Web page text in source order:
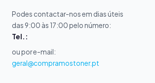
Podes contactar-nos em dias úteis
das 9:00 às 17:00 pelo número:
Tel.:
ou por e-mail:
geral@compramostoner.pt